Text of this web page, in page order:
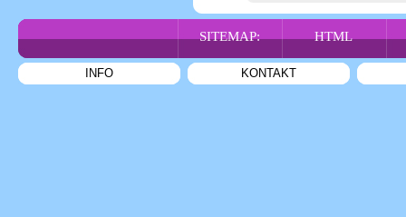
SITEMAP: HTML
INFO KONTAKT